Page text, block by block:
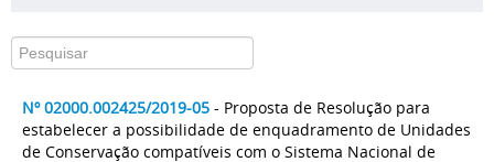
Nº 02000.002425/2019-05 - Proposta de Resolução para
estabelecer a possibilidade de enquadramento de Unidades
de Conservação compatíveis com o Sistema Nacional de